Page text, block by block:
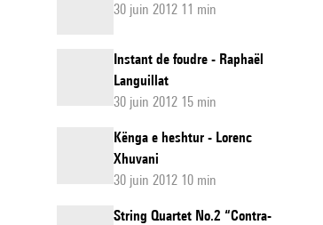
30 juin 2012 11 min
Instant de foudre - Raphaël
Languillat
30 juin 2012 15 min
Kënga e heshtur - Lorenc
Xhuvani
30 juin 2012 10 min
String Quartet No.2 “Contra-